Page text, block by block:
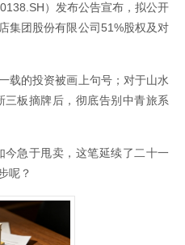
）发布公告宣布，拟公开
集团股份有限公司51%股权及对
载的投资被画上句号；对于山水
板摘牌后，彻底告别中青旅系
急于甩卖，这笔延续了二十一
呢？